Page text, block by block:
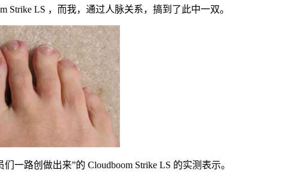
LS ，而我，通过人脉关系，搞到了此中一双。
路创做出来”的 Cloudboom Strike LS 的实测表示。